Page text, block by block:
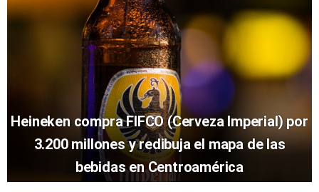
Heineken compra FIFCO (Cerveza Imperial) por
3.200 millones y redibuja el mapa de las
bebidas en Centroamérica